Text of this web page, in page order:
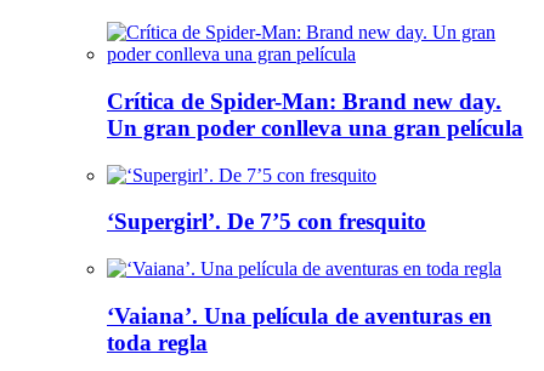
Crítica de Spider-Man: Brand new day.
Un gran poder conlleva una gran película
‘Supergirl’. De 7’5 con fresquito
‘Vaiana’. Una película de aventuras en
toda regla